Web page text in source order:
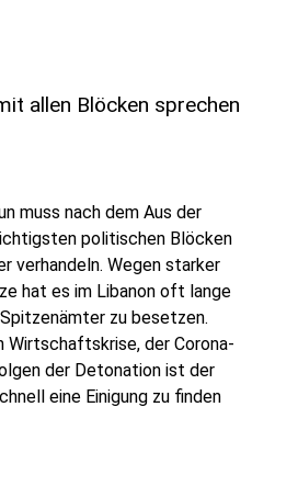
allen Blöcken sprechen
muss nach dem Aus der
politischen Blöcken
verhandeln. Wegen starker
hat es im Libanon oft lange
zu besetzen.
Wirtschaftskrise, der Corona-
der Detonation ist der
eine Einigung zu finden